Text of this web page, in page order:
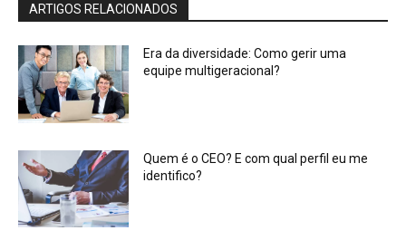
ARTIGOS RELACIONADOS
Era da diversidade: Como gerir uma
equipe multigeracional?
Quem é o CEO? E com qual perfil eu me
identifico?